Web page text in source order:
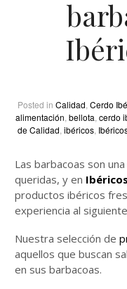
Posted in Calidad Cerdo
alimentación bellota cerdo
de Calidad ibéricos
Las barbacoas son
queridas, y en
productos ibéricos
experiencia al
Nuestra selección de
aquellos que buscan
en sus barbacoas.